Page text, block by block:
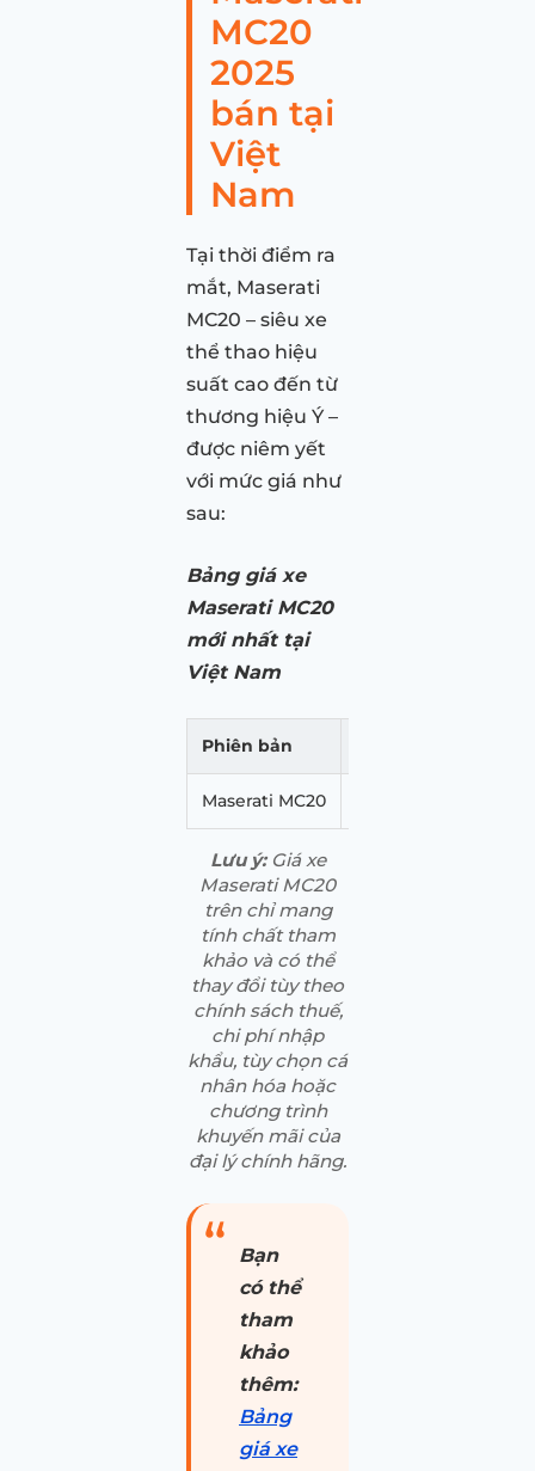
MC20
2025
bán tại
Việt
Nam
Tại thời điểm ra
mắt, Maserati
MC20 – siêu xe
thể thao hiệu
suất cao đến từ
thương hiệu Ý –
được niêm yết
với mức giá như
sau:
Bảng giá xe
Maserati MC20
mới nhất tại
Việt Nam
Phiên bản
Maserati MC20
Lưu ý: Giá xe
Maserati MC20
trên chỉ mang
tính chất tham
khảo và có thể
thay đổi tùy theo
chính sách thuế,
chi phí nhập
khẩu, tùy chọn cá
nhân hóa hoặc
chương trình
khuyến mãi của
đại lý chính hãng.
Bạn
có thể
tham
khảo
thêm:
Bảng
giá xe